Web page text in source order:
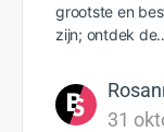
grootste en
zijn; ontdek
31